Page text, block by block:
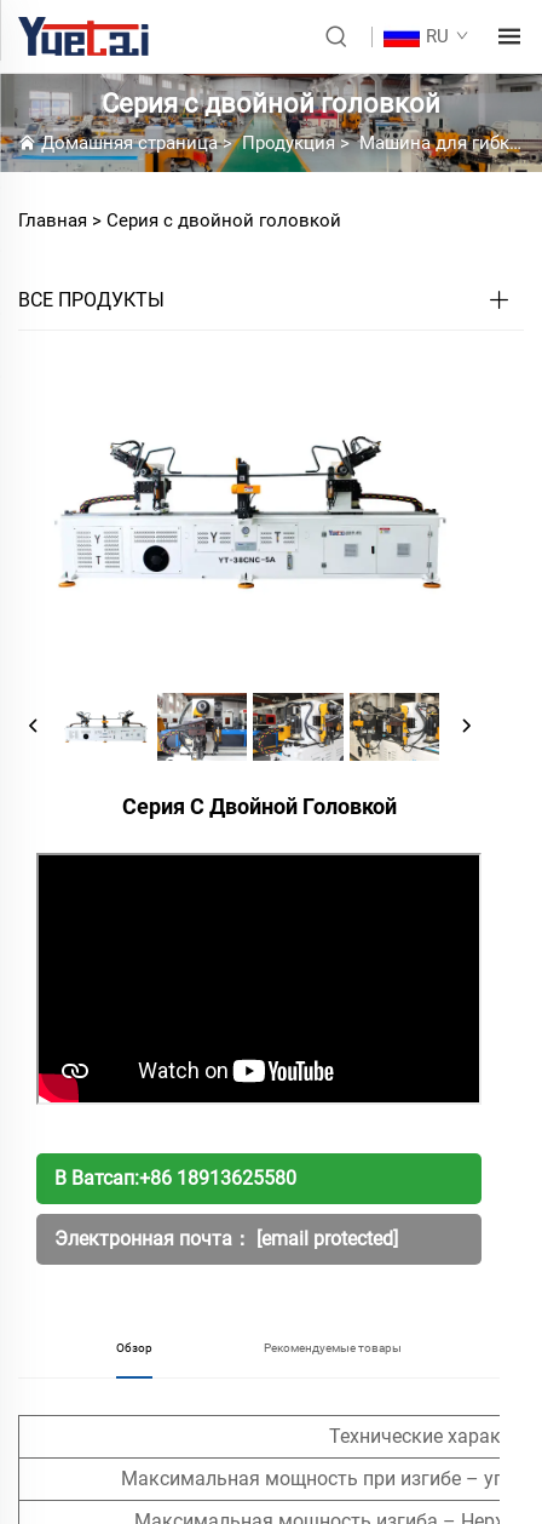
RU
Серия с двойной головкой
Домашняя страница>Продукция>Машина для гибки труб
Главная > Серия с двойной головкой
ВСЕ ПРОДУКТЫ
Серия С Двойной Головкой
В Ватсап:+86 18913625580
Электронная почта： [email protected]
Обзор Рекомендуемые товары
Технические
Максимальная мощность при изгибе –